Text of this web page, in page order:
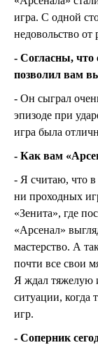
игра. С одной
недовольство от
- Согласны, что
позволил вам
- Он сыграл
эпизоде при
игра была
- Как вам
- Я считаю, что в
ни проходных
«Зенита», где
«Арсенал»
мастерство. А
почти все свои
Я ждал тяжелую
ситуации, когда
игр.
- Соперник